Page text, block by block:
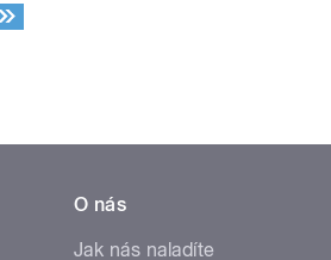
O nás
Jak nás naladíte